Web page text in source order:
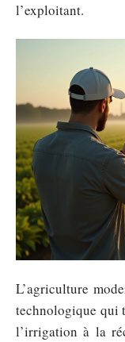
l’exploitant.
L’agriculture
technologique qui
l’irrigation à la